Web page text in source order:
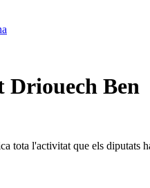
Driouech Ben
tota l'activitat que els diputats